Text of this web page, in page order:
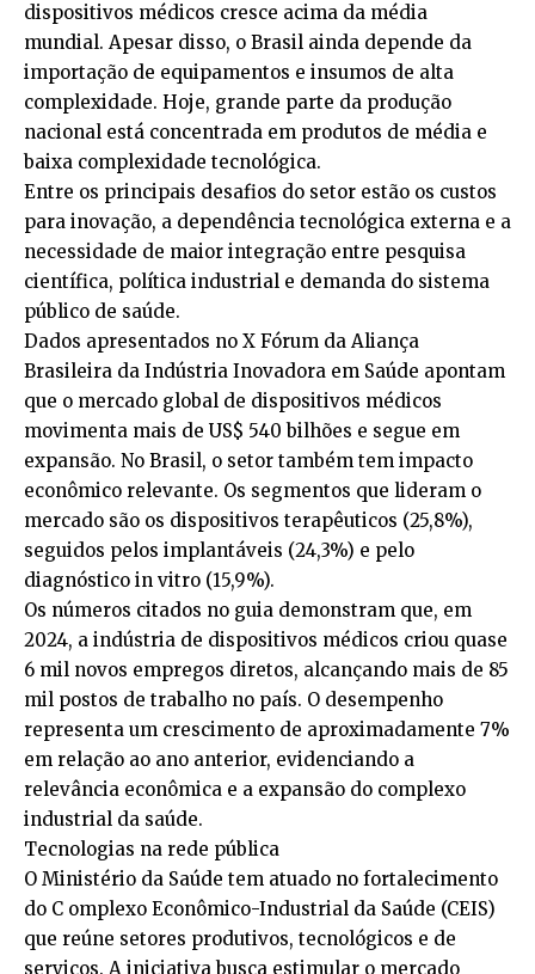
dispositivos médicos cresce acima da média
mundial. Apesar disso, o Brasil ainda depende da
importação de equipamentos e insumos de alta
complexidade. Hoje, grande parte da produção
nacional está concentrada em produtos de média e
baixa complexidade tecnológica.
Entre os principais desafios do setor estão os custos
para inovação, a dependência tecnológica externa e a
necessidade de maior integração entre pesquisa
científica, política industrial e demanda do sistema
público de saúde.
Dados apresentados no X Fórum da Aliança
Brasileira da Indústria Inovadora em Saúde apontam
que o mercado global de dispositivos médicos
movimenta mais de US$ 540 bilhões e segue em
expansão. No Brasil, o setor também tem impacto
econômico relevante. Os segmentos que lideram o
mercado são os dispositivos terapêuticos (25,8%),
seguidos pelos implantáveis (24,3%) e pelo
diagnóstico in vitro (15,9%).
Os números citados no guia demonstram que, em
2024, a indústria de dispositivos médicos criou quase
6 mil novos empregos diretos, alcançando mais de 85
mil postos de trabalho no país. O desempenho
representa um crescimento de aproximadamente 7%
em relação ao ano anterior, evidenciando a
relevância econômica e a expansão do complexo
industrial da saúde.
Tecnologias na rede pública
O Ministério da Saúde tem atuado no fortalecimento
do C omplexo Econômico-Industrial da Saúde (CEIS)
que reúne setores produtivos, tecnológicos e de
serviços. A iniciativa busca estimular o mercado